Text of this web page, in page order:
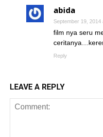
abida
September 19, 2014
film nya seru
Reply
LEAVE A REPLY